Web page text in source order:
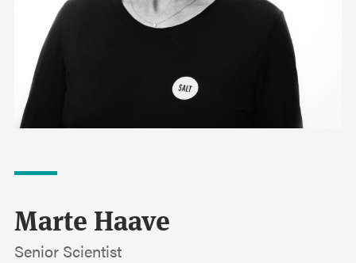
Marte Haave
Senior Scientist